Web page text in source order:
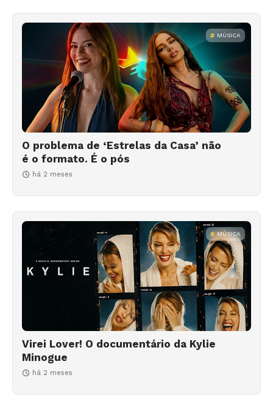
MÚSICA
O problema de ‘Estrelas da Casa’ não
é o formato. É o pós
há 2 meses
MÚSICA
Virei Lover! O documentário da Kylie
Minogue
há 2 meses